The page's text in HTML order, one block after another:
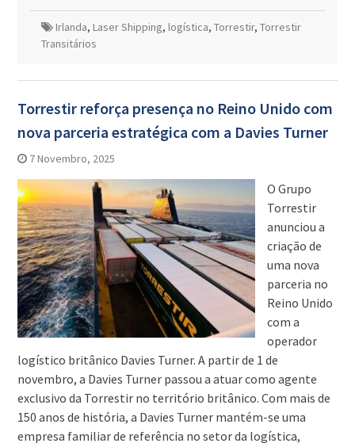
Irlanda, Laser Shipping, logística, Torrestir, Torrestir
Transitários
Torrestir reforça presença no Reino Unido com
nova parceria estratégica com a Davies Turner
7 Novembro, 2025
O Grupo
Torrestir
anunciou a
criação de
uma nova
parceria no
Reino Unido
com a
operador
logístico britânico Davies Turner. A partir de 1 de
novembro, a Davies Turner passou a atuar como agente
exclusivo da Torrestir no território britânico. Com mais de
150 anos de história, a Davies Turner mantém-se uma
empresa familiar de referência no setor da logística,